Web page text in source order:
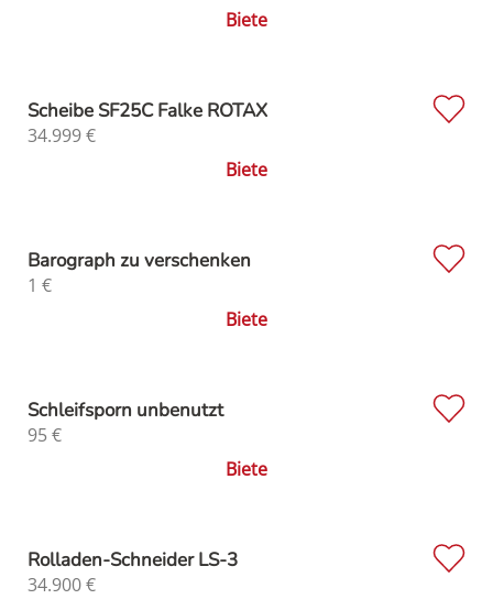
Biete
Scheibe SF25C Falke ROTAX
34.999€
Biete
Barograph zu verschenken
1 €
Biete
Schleifsporn unbenutzt
95€
Biete
Rolladen-Schneider LS-3
34.900€